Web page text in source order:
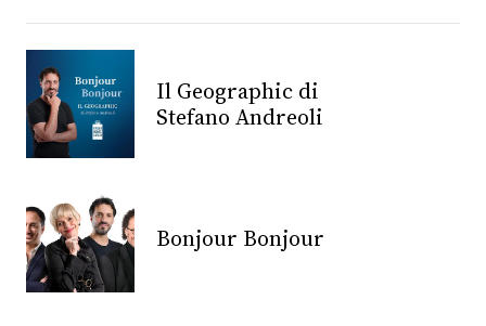
PRINCIPATO
MONACO
RMC
CONSIGLIA
Il Geographic di
Stefano Andreoli
Bonjour Bonjour